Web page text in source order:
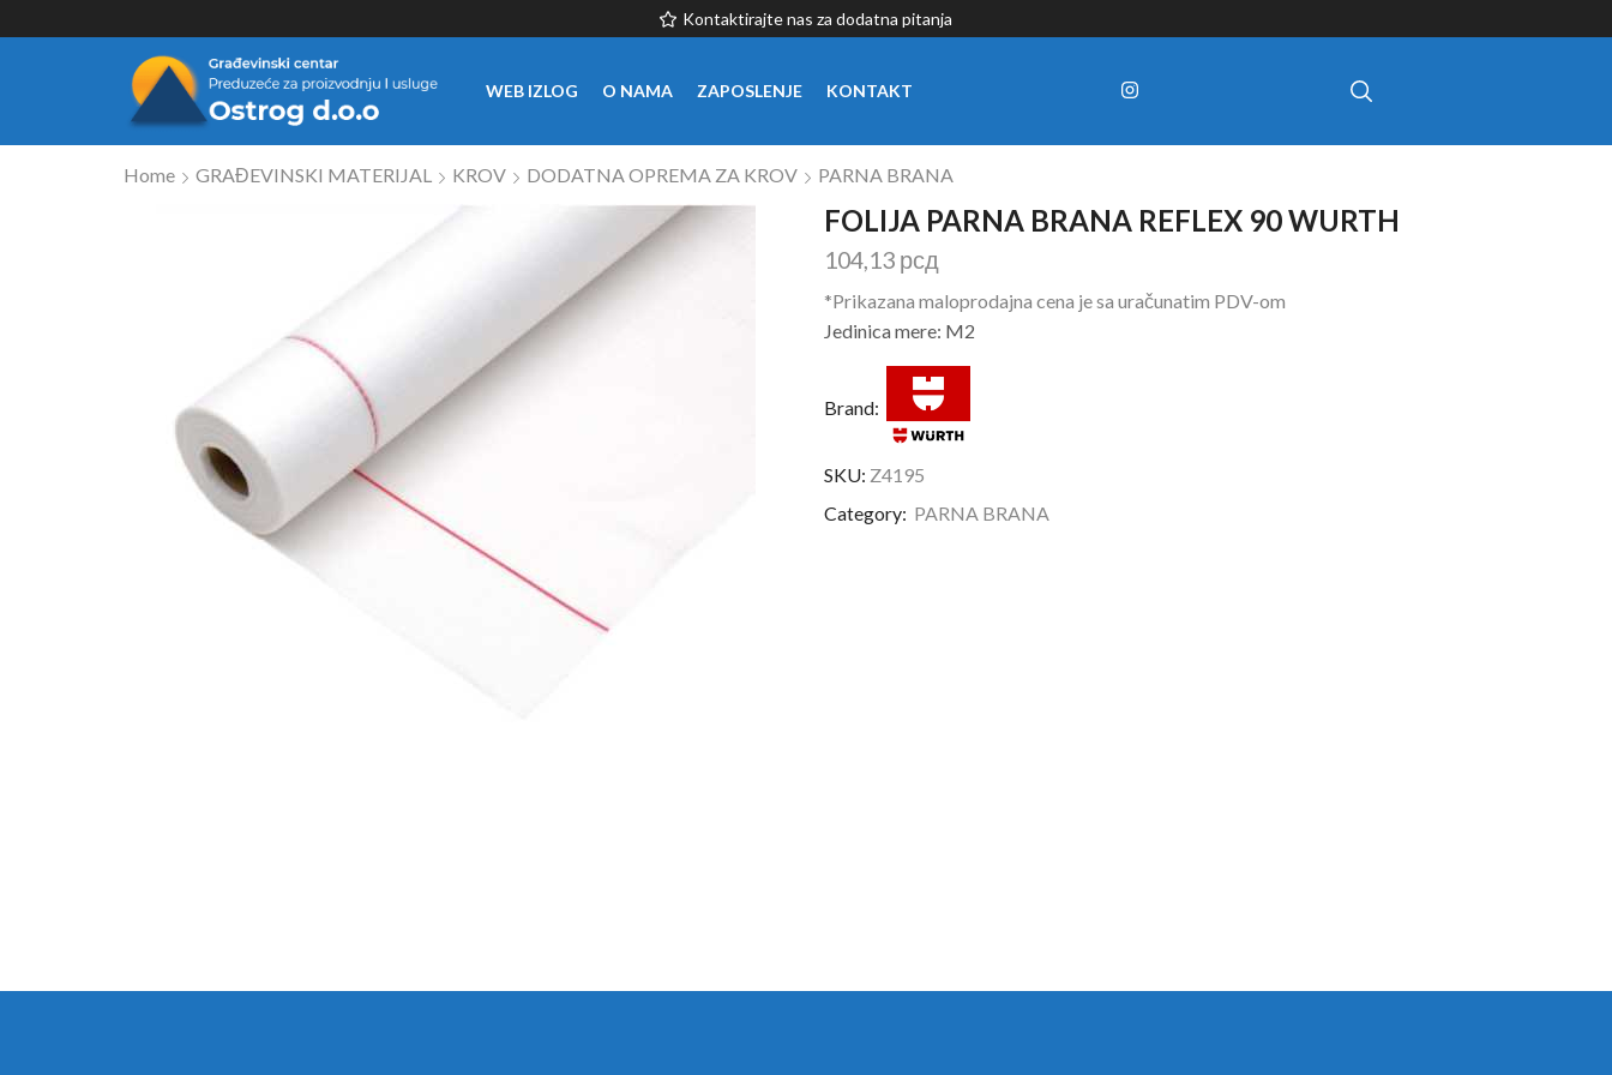
Kontaktirajte nas za dodatna pitanja
WEB IZLOG O NAMA ZAPOSLENJE KONTAKT
Home GRAĐEVINSKI MATERIJAL KROV DODATNA OPREMA ZA KROV PARNA BRANA
FOLIJA PARNA BRANA REFLEX 90 WURTH
104,13 рсд
*Prikazana maloprodajna cena je sa uračunatim PDV-om
Jedinica mere: M2
Brand:
SKU: Z4195
Category: PARNA BRANA